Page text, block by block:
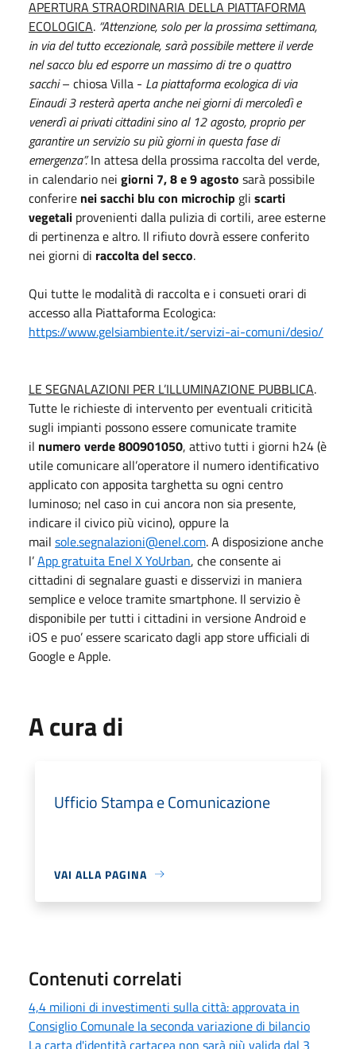
APERTURA STRAORDINARIA DELLA PIATTAFORMA
ECOLOGICA. “Attenzione, solo per la prossima settimana,
in via del tutto eccezionale, sarà possibile mettere il verde
nel sacco blu ed esporre un massimo di tre o quattro
sacchi– chiosa Villa - La piattaforma ecologica di via
Einaudi 3 resterà aperta anche nei giorni di mercoledì e
venerdì ai privati cittadini sino al 12 agosto, proprio per
garantire un servizio su più giorni in questa fase di
emergenza”.In attesa della prossima raccolta del verde,
in calendario nei giorni 7, 8 e 9 agosto sarà possibile
conferire nei sacchi blu con microchip gli scarti
vegetali provenienti dalla pulizia di cortili, aree esterne
di pertinenza e altro. Il rifiuto dovrà essere conferito
nei giorni di raccolta del secco.
Qui tutte le modalità di raccolta e i consueti orari di
accesso alla Piattaforma Ecologica:
https://www.gelsiambiente.it/servizi-ai-comuni/desio/
LE SEGNALAZIONI PER L’ILLUMINAZIONE PUBBLICA.
Tutte le richieste di intervento per eventuali criticità
sugli impianti possono essere comunicate tramite
il numero verde 800901050, attivo tutti i giorni h24 (è
utile comunicare all’operatore il numero identificativo
applicato con apposita targhetta su ogni centro
luminoso; nel caso in cui ancora non sia presente,
indicare il civico più vicino), oppure la
mail sole.segnalazioni@enel.com. A disposizione anche
l’App gratuita Enel X YoUrban, che consente ai
cittadini di segnalare guasti e disservizi in maniera
semplice e veloce tramite smartphone. Il servizio è
disponibile per tutti i cittadini in versione Android e
iOS e puo’ essere scaricato dagli app store ufficiali di
Google e Apple.
A cura di
Ufficio Stampa e Comunicazione
VAI ALLA PAGINA
Contenuti correlati
4,4 milioni di investimenti sulla città: approvata in
Consiglio Comunale la seconda variazione di bilancio
La carta d'identità cartacea non sarà più valida dal 3